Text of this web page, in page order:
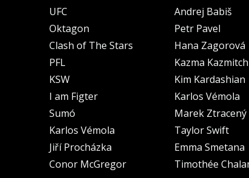
UFC
Oktagon
Clash of The Stars
PFL
KSW
I am Figter
Sumó
Karlos Vémola
Jiří Procházka
Conor McGregor
Andrej Babiš
Petr Pavel
Hana Zagorová
Kazma Kazmitch
Kim Kardashian
Karlos Vémola
Marek Ztracený
Taylor Swift
Emma Smetana
Timothée